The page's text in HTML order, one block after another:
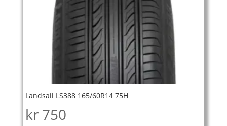
Landsail LS388 165/60R14 75H
kr 750